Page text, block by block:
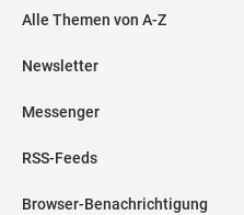
Alle Themen von A-Z
Newsletter
Messenger
RSS-Feeds
Browser-Benachrichtigung